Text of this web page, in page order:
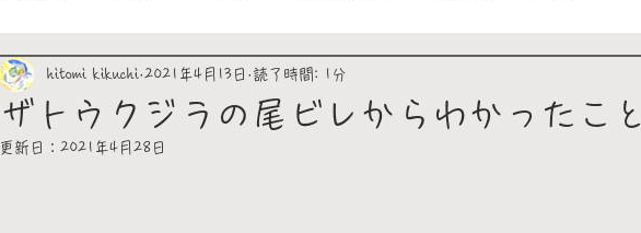
ザトウクジラの尾ビレからわかったこと
hitomi kikuchi 2021年4月13日 読了時間: 1分
更新日： 2021年4月28日